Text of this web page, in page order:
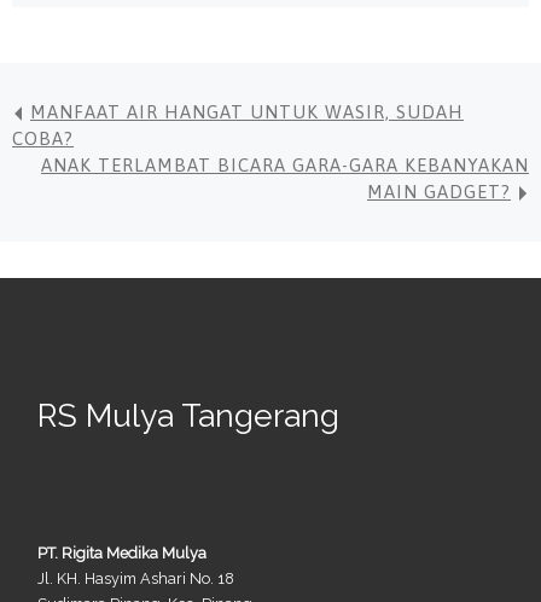
MANFAAT AIR HANGAT UNTUK WASIR, SUDAH
COBA?
ANAK TERLAMBAT BICARA GARA-GARA KEBANYAKAN
MAIN GADGET?
RS Mulya Tangerang
PT. Rigita Medika Mulya
Jl. KH. Hasyim Ashari No. 18